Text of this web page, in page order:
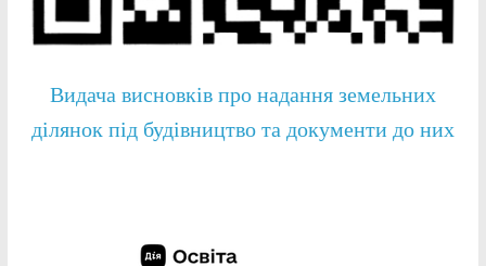
Видача висновків про надання земельних
ділянок під будівництво та документи до них